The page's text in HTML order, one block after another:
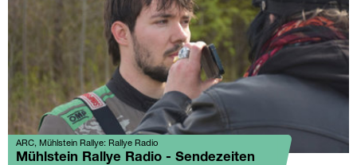
ARC, Mühlstein Rallye: Rallye Radio
Mühlstein Rallye Radio - Sendezeiten